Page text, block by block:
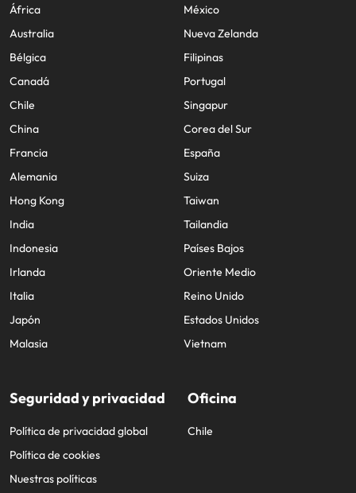
África
Australia
Bélgica
Canadá
Chile
China
Francia
Alemania
Hong Kong
India
Indonesia
Irlanda
Italia
Japón
Malasia
México
Nueva Zelanda
Filipinas
Portugal
Singapur
Corea del Sur
España
Suiza
Taiwan
Tailandia
Países Bajos
Oriente Medio
Reino Unido
Estados Unidos
Vietnam
Seguridad y privacidad
Política de privacidad global
Política de cookies
Nuestras políticas
Oficina
Chile